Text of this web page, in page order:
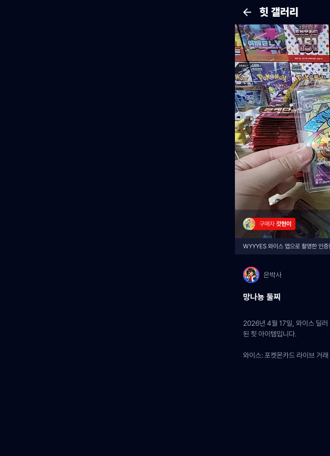
힛 갤러리
구매자 갓현이
WYYYES 와이스 앱으로 촬영한 인증
은박사
망나뇽 둘찌
2026년 4월 17일, 와이스 딜러
된 힛 아이템입니다.
와이스: 포켓몬카드 라이브 거